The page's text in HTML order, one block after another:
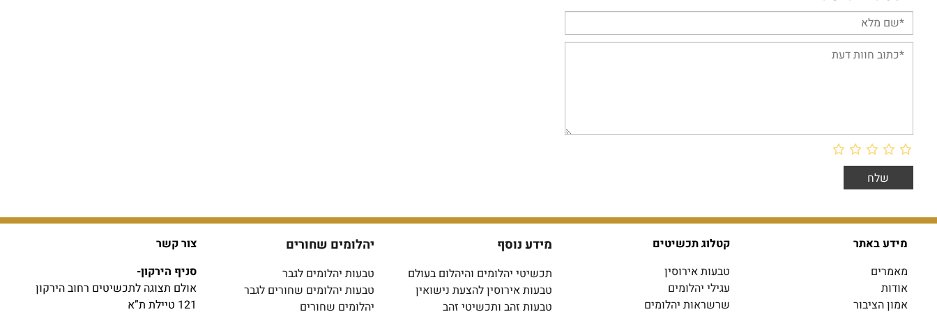
מידע באתר
מאמרים
אודות
אמון הציבור
קטלוג תכשיטים
טבעות אירוסין
עגילי יהלומים
שרשראות יהלומים
מידע נוסף
תכשיטי יהלומים והיהלום בעולם
טבעות אירוסין להצעת נישואין
טבעות זהב ותכשיטי זהב
יהלומים שחורים
טבעות יהלומים לגבר
טבעות יהלומים שחורים לגבר
יהלומים שחורים
צור קשר
סניף הירקון-
אולם תצוגה לתכשיטים רחוב הירקון
121 טיילת ת”א